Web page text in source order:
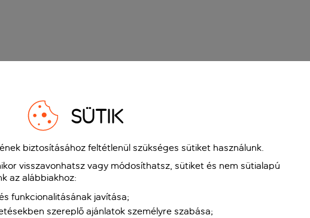
SÜTIK
biztosításához feltétlenül szükséges sütiket használunk.
visszavonhatsz vagy módosíthatsz, sütiket és nem sütialapú
az alábbiakhoz:
funkcionalitásának javítása;
szereplő ajánlatok személyre szabása;